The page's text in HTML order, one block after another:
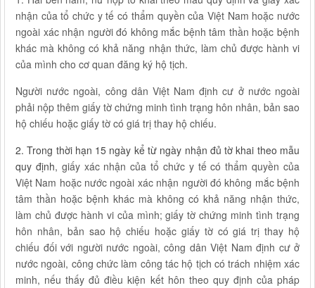
nhận của tổ chức y tế có thẩm quyền của Việt Nam hoặc nước
ngoài xác nhận người đó không mắc bệnh tâm thần hoặc bệnh
khác mà không có khả năng nhận thức, làm chủ được hành vi
của mình cho cơ quan đăng ký hộ tịch.
Người nước ngoài, công dân Việt Nam định cư ở nước ngoài
phải nộp thêm giấy tờ chứng minh tình trạng hôn nhân, bản sao
hộ chiếu hoặc giấy tờ có giá trị thay hộ chiếu.
2. Trong thời hạn 15 ngày kể từ ngày nhận đủ tờ khai theo mẫu
quy định, giấy xác nhận của tổ chức y tế có thẩm quyền của
Việt Nam hoặc nước ngoài xác nhận người đó không mắc bệnh
tâm thần hoặc bệnh khác mà không có khả năng nhận thức,
làm chủ được hành vi của mình; giấy tờ chứng minh tình trạng
hôn nhân, bản sao hộ chiếu hoặc giấy tờ có giá trị thay hộ
chiếu đối với người nước ngoài, công dân Việt Nam định cư ở
nước ngoài, công chức làm công tác hộ tịch có trách nhiệm xác
minh, nếu thấy đủ điều kiện kết hôn theo quy định của pháp